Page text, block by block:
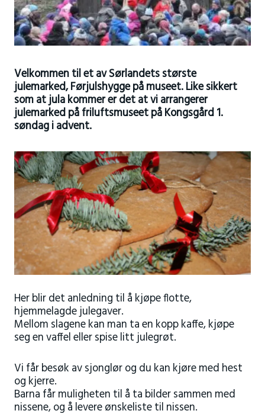
Velkommen til et av Sørlandets største
julemarked, Førjulshygge på museet. Like sikkert
som at jula kommer er det at vi arrangerer
julemarked på friluftsmuseet på Kongsgård 1.
søndag i advent.
Her blir det anledning til å kjøpe flotte,
hjemmelagde julegaver.
Mellom slagene kan man ta en kopp kaffe, kjøpe
seg en vaffel eller spise litt julegrøt.
Vi får besøk av sjonglør og du kan kjøre med hest
og kjerre.
Barna får muligheten til å ta bilder sammen med
nissene, og å levere ønskeliste til nissen.